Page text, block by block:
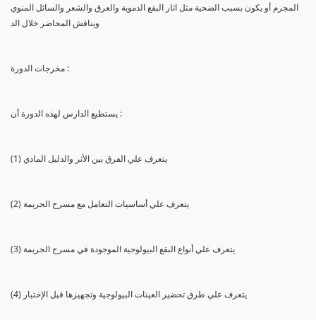
المجرم أو يكون بسبب الضحية مثل اثار البقع الدموية والعرق والشعر والسائل المنوي
ويناقش المحاضر خلال الد
مخرجات الدورة :
يستطيع الدارس لهذه الدورة أن :
(1) يتعرف علي الفرق بين الأثر والدليل المادي
(2) يتعرف علي أساسيات التعامل مع مسرح الجريمة
(3) يتعرف علي أنواع البقع البيولوجية الموجودة في مسرح الجريمة
(4) يتعرف علي طرق تحضير العينات البيولوجية وتجهيزها قبل الإختبار